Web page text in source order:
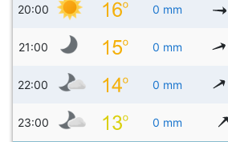
20:00 0 mm
21:00 0 mm
22:00 0 mm
23:00 0 mm